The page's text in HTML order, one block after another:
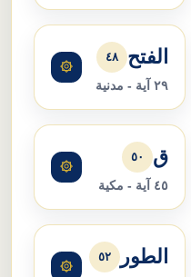
الفتح ٤٨
٢٩ آية - مدنية
۞
ق ٥٠
٤٥ آية - مكية
۞
الطور ٥٢
۞